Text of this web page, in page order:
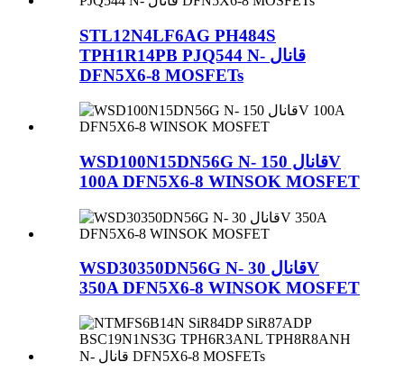
STL12N4LF6AG PH484S
TPH1R14PB PJQ544 N- قانال
DFN5X6-8 MOSFETs
WSD100N15DN56G N- قانال 150V
100A DFN5X6-8 WINSOK MOSFET
WSD30350DN56G N- قانال 30V
350A DFN5X6-8 WINSOK MOSFET